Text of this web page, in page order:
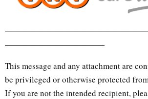
————————————
This message and any attachment are
be privileged or otherwise protected
If you are not the intended recipient,